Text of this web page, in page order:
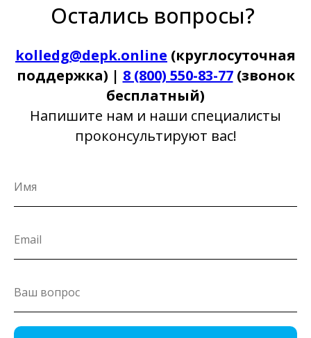
Остались вопросы?
kolledg@depk.online (круглосуточная
поддержка) | 8 (800) 550-83-77(звонок
бесплатный)
Напишите нам и наши специалисты
проконсультируют вас!